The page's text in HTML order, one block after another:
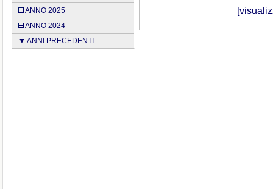
ANNO 2025
ANNO 2024
▼ ANNI PRECEDENTI
[